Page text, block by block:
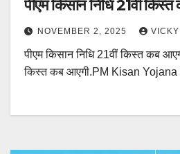
पीएम किसान निधि 21वीं
NOVEMBER 2, 2025 VICKY
पीएम किसान निधि 21वीं किस्त कब
किस्त कब आएगी.PM Kisan Yojana